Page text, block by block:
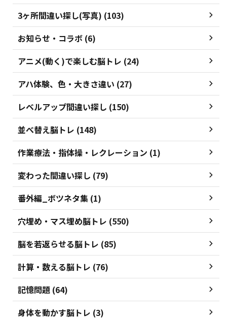
3ヶ所間違い探し(写真) (103)
お知らせ・コラボ (6)
アニメ(動く)で楽しむ脳トレ (24)
アハ体験、色・大きさ違い (27)
レベルアップ間違い探し (150)
並べ替え脳トレ (148)
作業療法・指体操・レクレーション (1)
変わった間違い探し (79)
番外編_ボツネタ集 (1)
穴埋め・マス埋め脳トレ (550)
脳を若返らせる脳トレ (85)
計算・数える脳トレ (76)
記憶問題 (64)
身体を動かす脳トレ (3)